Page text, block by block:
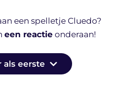
een spelletje Cluedo?
een reactie onderaan!
als eerste